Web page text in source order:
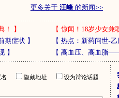
更多关于 汪峰 的新闻>>
！ 】 【惊闻！18岁少女兼
期症状 】 【 热点：新药问世-
】 【 高血压、高血脂
名 隐藏地址
设为辩论话题